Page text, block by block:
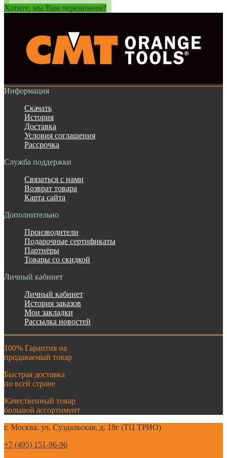
Хотите, мы Вам перезвоним?
Информация
Скачать
История
Доставка
Условия соглашения
Рассрочка
Служба поддержки
Связаться с нами
Возврат товара
Карта сайта
Дополнительно
Производители
Подарочные сертификаты
Партнёры
Товары со скидкой
Личный кабинет
Личный кабинет
История заказов
Мои закладки
Рассылка новостей
100% Гарантия на
продаваемый товар
Быстрая доставка
по всей стране
Качественный товар
большой ассортимент
г. Москва. ул. Суздальская, д. 18г (ТЦ ТРИО)
+7 (495) 151-96-96